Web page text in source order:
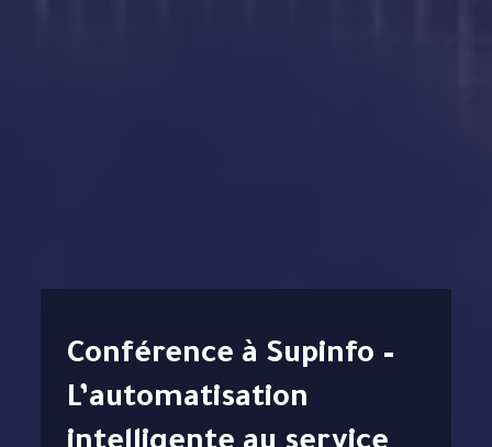
Conférence à Supinfo –
L’automatisation